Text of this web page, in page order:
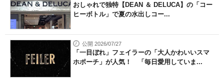
おしゃれで独特【DEAN ＆ DELUCA】の「コー
ヒーボトル」で夏の水出しコー...
公開 2026/07/27
「一目ぼれ」フェイラーの「大人かわいいスマ
ホポーチ」が人気！ 「毎日愛用していま...